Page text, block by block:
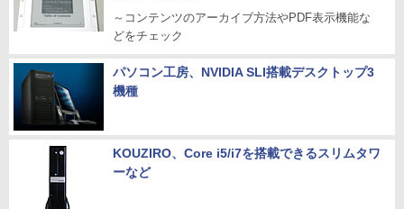
～コンテンツのアーカイブ方法やPDF表示機能な
どをチェック
パソコン工房、NVIDIA SLI搭載デスクトップ3
機種
KOUZIRO、Core i5/i7を搭載できるスリムタワ
ーなど